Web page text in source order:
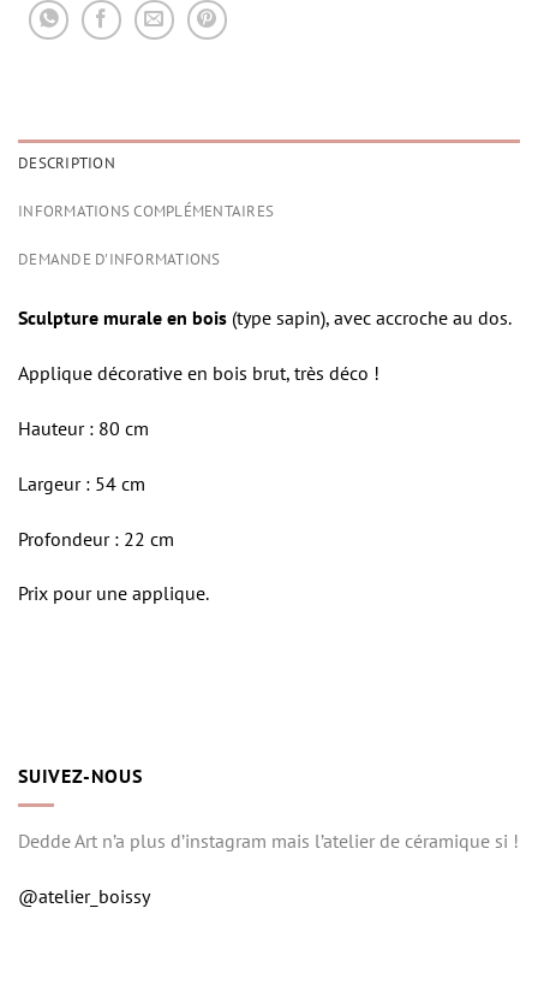
DESCRIPTION
INFORMATIONS COMPLÉMENTAIRES
DEMANDE D'INFORMATIONS
Sculpture murale en bois (type sapin), avec accroche au dos.
Applique décorative en bois brut, très déco !
Hauteur : 80 cm
Largeur : 54 cm
Profondeur : 22 cm
Prix pour une applique.
SUIVEZ-NOUS
Dedde Art n’a plus d’instagram mais l’atelier de céramique si !
@atelier_boissy